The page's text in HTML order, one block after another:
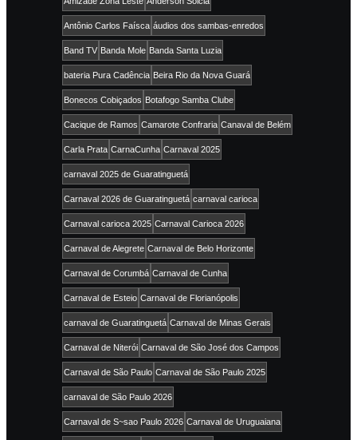
Antônio Carlos Faísca áudios dos sambas-enredos
Band TV Banda Mole Banda Santa Luzia
bateria Pura Cadência Beira Rio da Nova Guará
Bonecos Cobiçados Botafogo Samba Clube
Cacique de Ramos Camarote Confraria Canaval de Belém
Carla Prata CarnaCunha Carnaval 2025
carnaval 2025 de Guaratinguetá
Carnaval 2026 de Guaratinguetá carnaval carioca
Carnaval carioca 2025 Carnaval Carioca 2026
Carnaval de Alegrete Carnaval de Belo Horizonte
Carnaval de Corumbá Carnaval de Cunha
Carnaval de Esteio Carnaval de Florianópolis
carnaval de Guaratinguetá Carnaval de Minas Gerais
Carnaval de Niterói Carnaval de São José dos Campos
Carnaval de São Paulo Carnaval de São Paulo 2025
carnaval de São Paulo 2026
Carnaval de S~sao Paulo 2026 Carnaval de Uruguaiana